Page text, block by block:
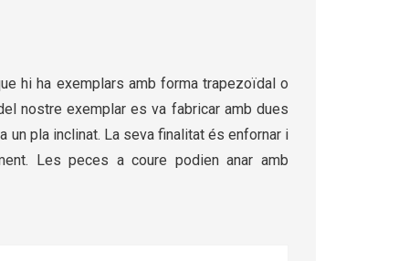
hi ha exemplars amb forma trapezoïdal o
nostre exemplar es va fabricar amb dues
un pla inclinat. La seva finalitat és enfornar i
Les peces a coure podien anar amb